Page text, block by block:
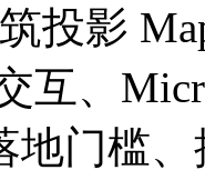
投影
互、
地门槛